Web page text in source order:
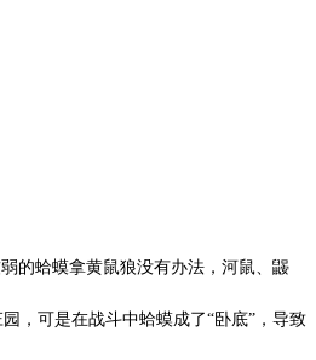
的蛤蟆拿黄鼠狼没有办法，河鼠、鼹
，可是在战斗中蛤蟆成了“卧底”，导致